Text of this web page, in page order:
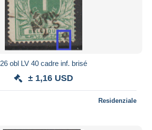
26 obl LV 40 cadre inf. brisé
± 1,16 USD
Residenziale